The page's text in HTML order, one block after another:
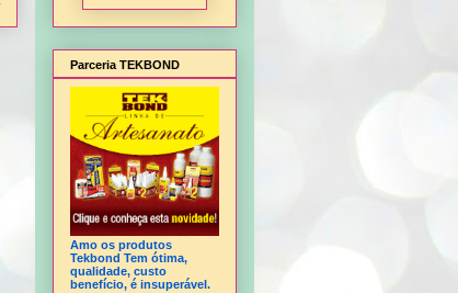
Parceria TEKBOND
Amo os produtos
Tekbond Tem ótima,
qualidade, custo
benefício, é insuperável.